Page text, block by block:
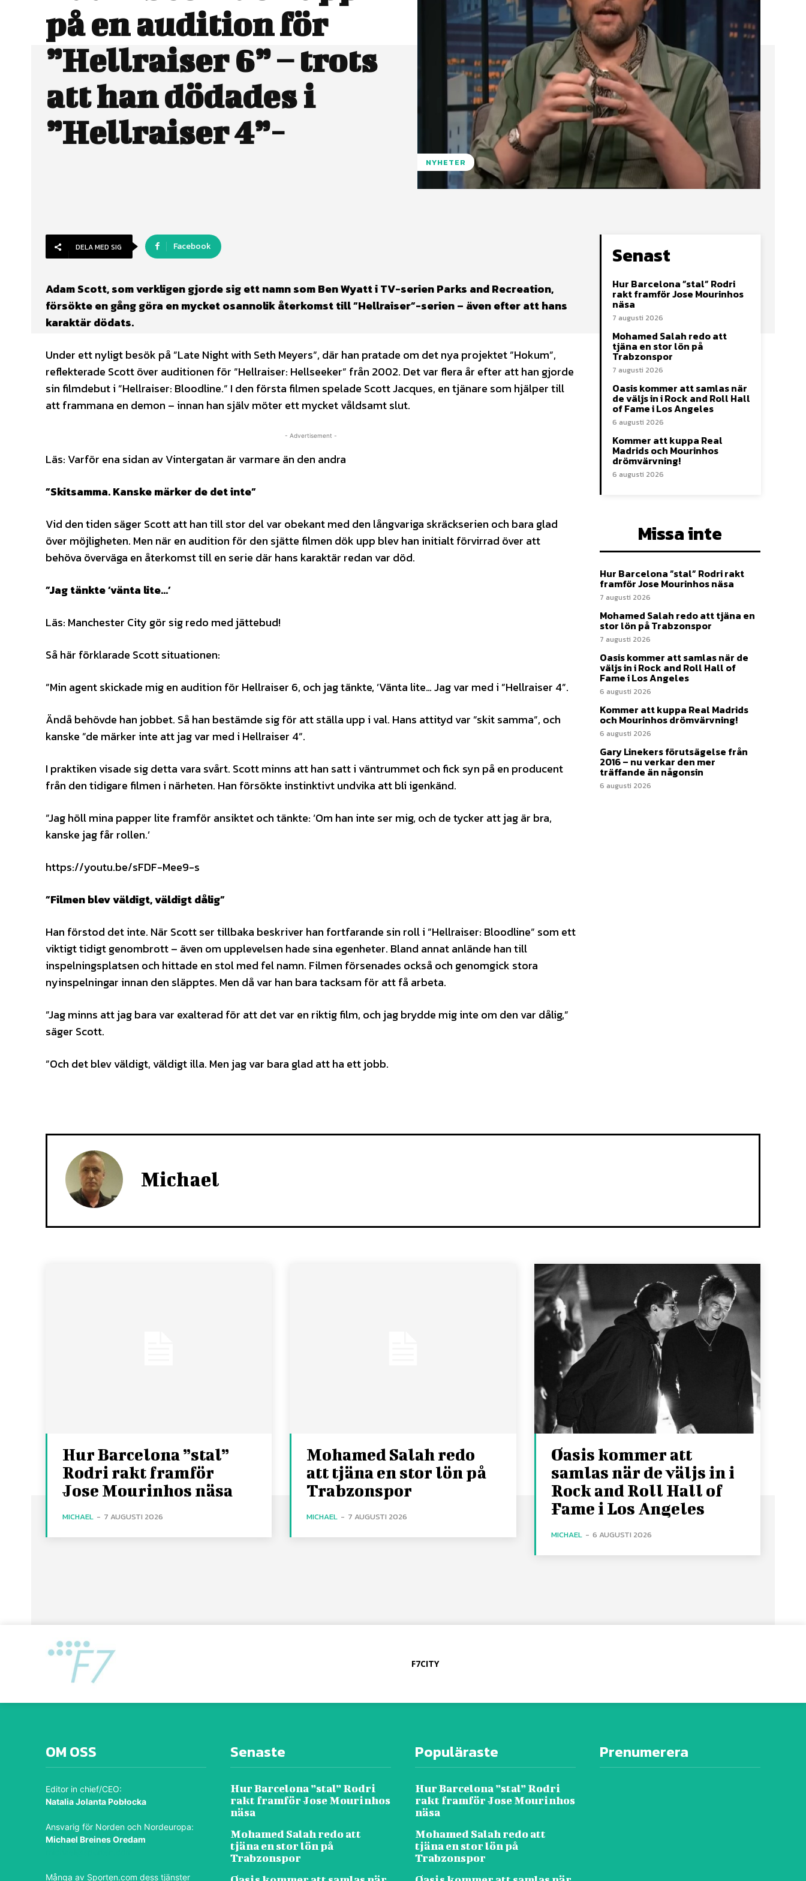
på en audition för
”Hellraiser 6” – trots
att han dödades i
”Hellraiser 4”-
NYHETER
DELA MED SIG Facebook
Adam Scott, som verkligen gjorde sig ett namn som Ben Wyatt i TV-serien Parks and Recreation,
försökte en gång göra en mycket osannolik återkomst till ”Hellraiser”-serien – även efter att hans
karaktär dödats.
Under ett nyligt besök på ”Late Night with Seth Meyers”, där han pratade om det nya projektet ”Hokum”,
reflekterade Scott över auditionen för ”Hellraiser: Hellseeker” från 2002. Det var flera år efter att han gjorde
sin filmdebut i ”Hellraiser: Bloodline.” I den första filmen spelade Scott Jacques, en tjänare som hjälper till
att frammana en demon – innan han själv möter ett mycket våldsamt slut.
- Advertisement -
Läs: Varför ena sidan av Vintergatan är varmare än den andra
”Skitsamma. Kanske märker de det inte”
Vid den tiden säger Scott att han till stor del var obekant med den långvariga skräckserien och bara glad
över möjligheten. Men när en audition för den sjätte filmen dök upp blev han initialt förvirrad över att
behöva överväga en återkomst till en serie där hans karaktär redan var död.
”Jag tänkte ’vänta lite…’
Läs: Manchester City gör sig redo med jättebud!
Så här förklarade Scott situationen:
”Min agent skickade mig en audition för Hellraiser 6, och jag tänkte, ’Vänta lite… Jag var med i ”Hellraiser 4”.
Ändå behövde han jobbet. Så han bestämde sig för att ställa upp i val. Hans attityd var ”skit samma”, och
kanske ”de märker inte att jag var med i Hellraiser 4”.
I praktiken visade sig detta vara svårt. Scott minns att han satt i väntrummet och fick syn på en producent
från den tidigare filmen i närheten. Han försökte instinktivt undvika att bli igenkänd.
”Jag höll mina papper lite framför ansiktet och tänkte: ’Om han inte ser mig, och de tycker att jag är bra,
kanske jag får rollen.’
https://youtu.be/sFDF-Mee9-s
”Filmen blev väldigt, väldigt dålig”
Han förstod det inte. När Scott ser tillbaka beskriver han fortfarande sin roll i ”Hellraiser: Bloodline” som ett
viktigt tidigt genombrott – även om upplevelsen hade sina egenheter. Bland annat anlände han till
inspelningsplatsen och hittade en stol med fel namn. Filmen försenades också och genomgick stora
nyinspelningar innan den släpptes. Men då var han bara tacksam för att få arbeta.
”Jag minns att jag bara var exalterad för att det var en riktig film, och jag brydde mig inte om den var dålig,”
säger Scott.
”Och det blev väldigt, väldigt illa. Men jag var bara glad att ha ett jobb.
Senast
Hur Barcelona ”stal” Rodri
rakt framför Jose Mourinhos
näsa
7 augusti 2026
Mohamed Salah redo att
tjäna en stor lön på
Trabzonspor
7 augusti 2026
Oasis kommer att samlas när
de väljs in i Rock and Roll Hall
of Fame i Los Angeles
6 augusti 2026
Kommer att kuppa Real
Madrids och Mourinhos
drömvärvning!
6 augusti 2026
Missa inte
Hur Barcelona ”stal” Rodri rakt
framför Jose Mourinhos näsa
7 augusti 2026
Mohamed Salah redo att tjäna en
stor lön på Trabzonspor
7 augusti 2026
Oasis kommer att samlas när de
väljs in i Rock and Roll Hall of
Fame i Los Angeles
6 augusti 2026
Kommer att kuppa Real Madrids
och Mourinhos drömvärvning!
6 augusti 2026
Gary Linekers förutsägelse från
2016 – nu verkar den mer
träffande än någonsin
6 augusti 2026
Michael
Hur Barcelona ”stal”
Rodri rakt framför
Jose Mourinhos näsa
MICHAEL - 7 AUGUSTI 2026
Mohamed Salah redo
att tjäna en stor lön på
Trabzonspor
MICHAEL - 7 AUGUSTI 2026
Oasis kommer att
samlas när de väljs in i
Rock and Roll Hall of
Fame i Los Angeles
MICHAEL - 6 AUGUSTI 2026
F7CITY
OM OSS
Editor in chief/CEO:
Natalia Jolanta Pobłocka
Ansvarig för Norden och Nordeuropa:
Michael Breines Oredam
Många av Sporten.com dess tjänster
Senaste
Hur Barcelona ”stal” Rodri
rakt framför Jose Mourinhos
näsa
Mohamed Salah redo att
tjäna en stor lön på
Trabzonspor
Populäraste
Hur Barcelona ”stal” Rodri
rakt framför Jose Mourinhos
näsa
Mohamed Salah redo att
tjäna en stor lön på
Trabzonspor
Prenumerera